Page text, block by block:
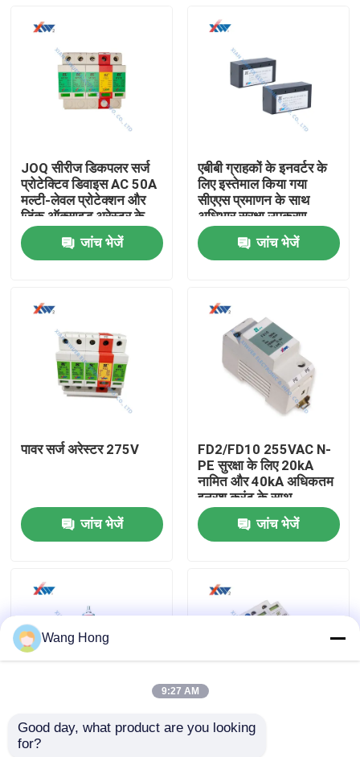
उत्पादों
वीआर दिखाएँ
हमारे बारे में
गुणवत्ता नियंत्रण
संपर्क करें
एक उद्धरण की विनती करे
उच्च वोल्टेज सिरेमिक संधारित्र
हाई वोल्टेज डोरकनॉब कैपेसिटर
JOQ सीरीज डिकपलर सर्ज
प्रोटेक्टिव डिवाइस AC 50A
मल्टी-लेवल प्रोटेक्शन और
जिंक ऑक्साइड अरेस्टर के
साथ 35mm रेल इंस्टॉलेशन
के लिए
जांच भेजें
एबीबी ग्राहकों के इनवर्टर के
लिए इस्तेमाल किया गया
सीएएस प्रमाणन के साथ
अधिभार सुरक्षा उपकरण
जांच भेजें
पावर सर्ज अरेस्टर 275V
जांच भेजें
FD2/FD10 255VAC N-
PE सुरक्षा के लिए 20kA
नामित और 40kA अधिकतम
इनरश करंट के साथ
ओवरज्यूज प्रोटेक्शन डिवाइस
जांच भेजें
10 केवी जस्ता ऑक्साइड
गैपलेस रिस्टर
लाइटनिंग सर्ज प्रोटेक्टिव
Wang Hong
9:27 AM
Good day, what product are you looking
for?